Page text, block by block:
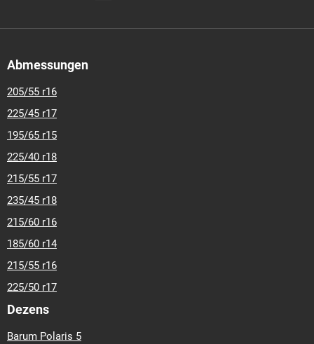
Abmessungen
205/55 r16
225/45 r17
195/65 r15
225/40 r18
215/55 r17
235/45 r18
215/60 r16
185/60 r14
215/55 r16
225/50 r17
Dezens
Barum Polaris 5